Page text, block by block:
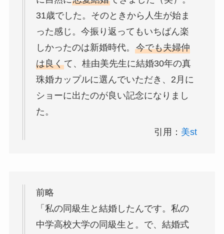
31歳でした。そのときから人生が始ま
った感じ。今振り返ってもいちばん楽
しかったのは新婚時代。 今でも夫婦仲
は良くて、桂由美先生に結婚30年の真
珠婚カップルに選んでいただき、2月に
ショーに出たのが良い記念になりまし
た。
引用： 美st
前略
「私の同級生と結婚したんです。私の
中学高校大学の同級生と。で、結婚式